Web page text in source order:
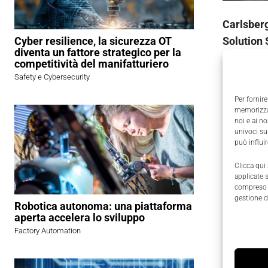
Per
noi e ai
univoci
può
Clicca qui
applicate
gestione
Cyber resilience, la sicurezza OT
diventa un fattore strategico per la
competitività del manifatturiero
Safety e Cybersecurity
Robotica autonoma: una piattaforma
aperta accelera lo sviluppo
Factory Automation
Solution
Basata
uso più
finiti
Per
quella
La